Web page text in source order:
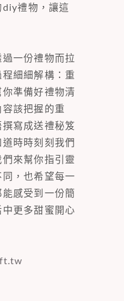
禮物，讓這
一份禮物而拉
細細解構：重
準備好禮物清
該把握的重
寫成送禮秘笈
時時刻刻我們
來幫你指引靈
，也希望每一
感受到一份簡
更多甜蜜開心